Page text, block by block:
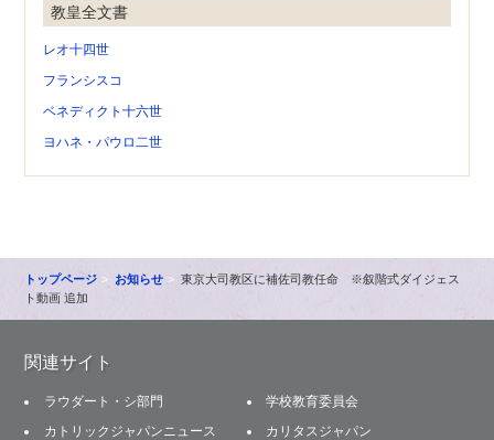
教皇全文書
レオ十四世
フランシスコ
ベネディクト十六世
ヨハネ・パウロ二世
トップページ お知らせ
東京大司教区に補佐司教任命 ※叙階式ダイジェス
ト動画 追加
関連サイト
ラウダート・シ部門
学校教育委員会
カトリックジャパンニュース
カリタスジャパン